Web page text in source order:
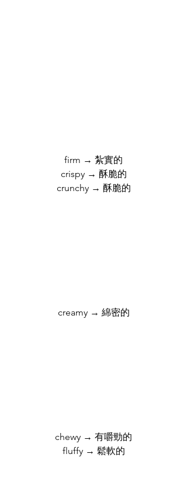
firm → 紮實的
crispy → 酥脆的
crunchy → 酥脆的
creamy → 綿密的
chewy → 有嚼勁的
fluffy → 鬆軟的